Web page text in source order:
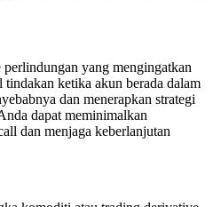
yang mengingatkan
tindakan ketika akun berada dalam
dan menerapkan strategi
dapat meminimalkan
dan menjaga keberlanjutan